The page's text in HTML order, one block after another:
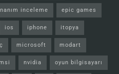
inceleme epic games
ios iphone itopya
microsoft modart
nvidia oyun bilgisayarı